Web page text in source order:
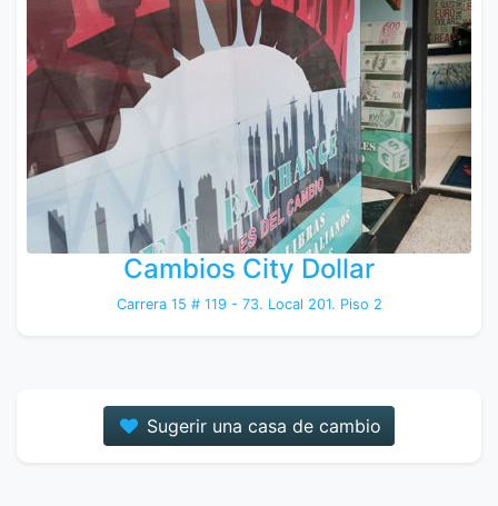
Cambios City Dollar
Carrera 15 # 119 - 73. Local 201. Piso 2
Sugerir una casa de cambio